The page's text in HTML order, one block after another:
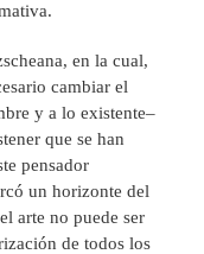
en la cual,
cambiar el
y a lo existente–
que se han
pensador
un horizonte del
arte no puede ser
de todos los